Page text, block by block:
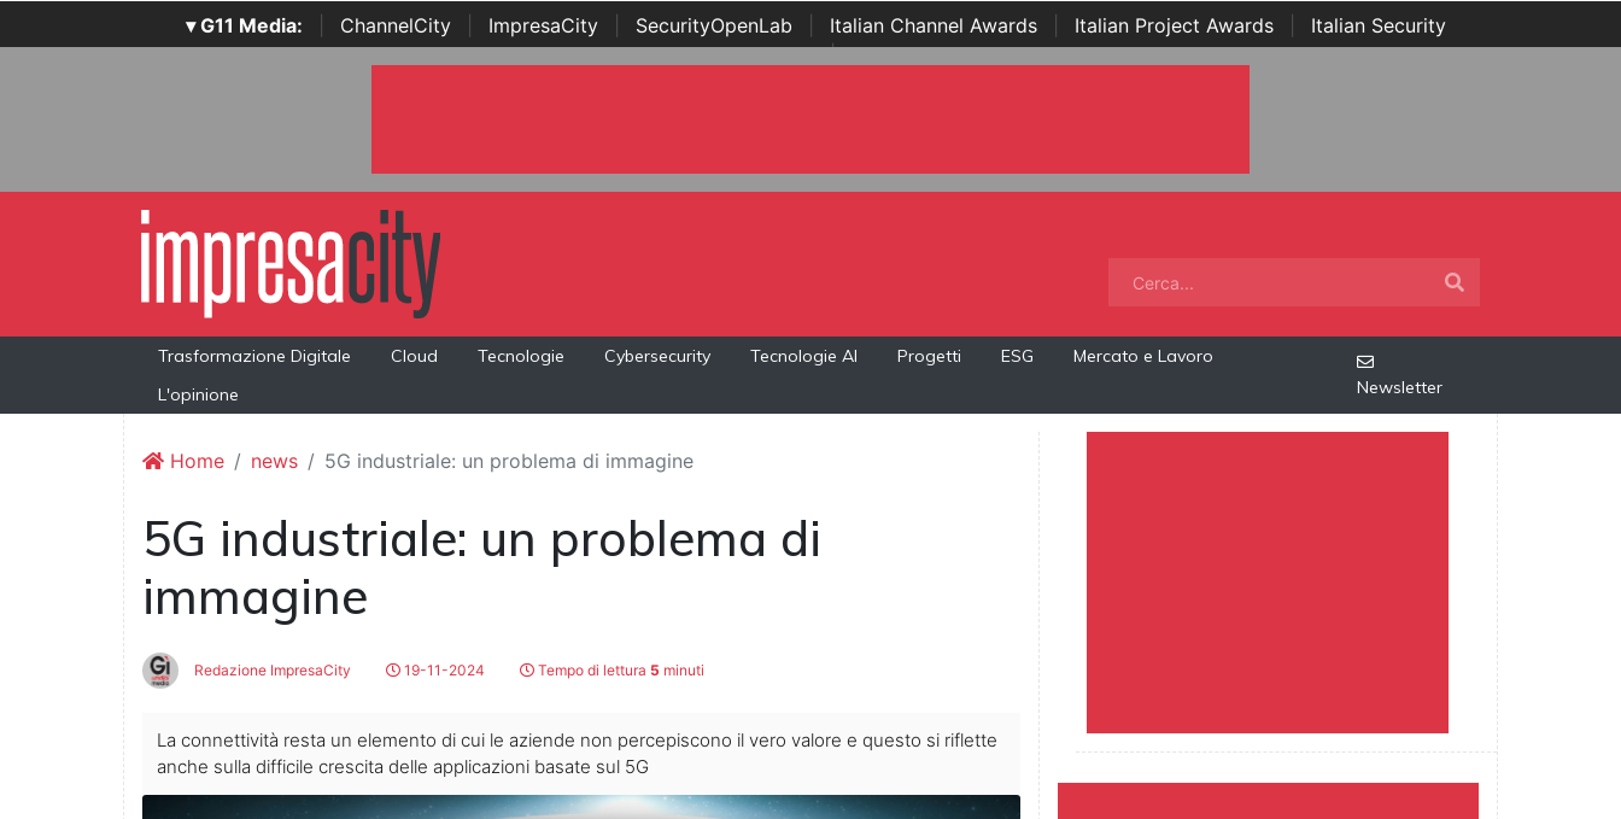
▾ G11 Media: ChannelCity ImpresaCity SecurityOpenLab Italian Channel Awards Italian Project Awards
Italian Security
Awards | ...
Trasformazione Digitale Cloud Tecnologie Cybersecurity Tecnologie AI Progetti ESG
Mercato e Lavoro
L'opinione
Newsletter
Home news 5G industriale: un problema di immagine
5G industriale: un problema di
immagine
Redazione ImpresaCity 19-11-2024 Tempo di lettura 5 minuti
La connettività resta un elemento di cui le aziende non percepiscono il vero valore e questo si riflette
anche sulla difficile crescita delle applicazioni basate sul 5G